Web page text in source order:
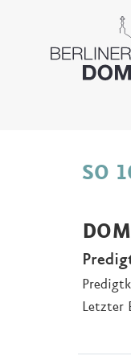
SO
Letzter